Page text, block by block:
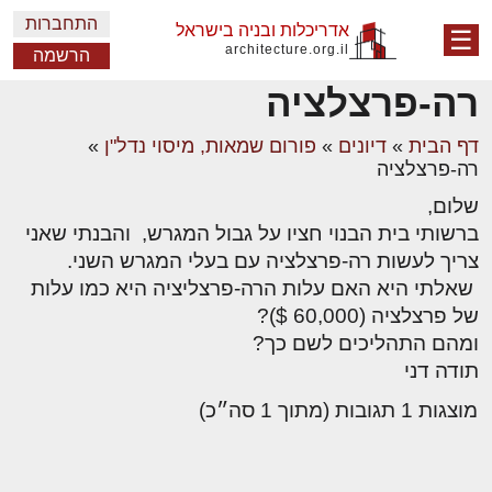
☰ אדריכלות ובניה בישראל
architecture.org.il
התחברות
הרשמה
רה-פרצלציה
דף הבית » דיונים » פורום שמאות, מיסוי נדל"ן »
רה-פרצלציה
שלום,
ברשותי בית הבנוי חציו על גבול המגרש, והבנתי שאני
צריך לעשות רה-פרצלציה עם בעלי המגרש השני.
שאלתי היא האם עלות הרה-פרצליציה היא כמו עלות
של פרצלציה (60,000 $)?
ומהם התהליכים לשם כך?
תודה דני
מוצגות 1 תגובות (מתוך 1 סה״כ)